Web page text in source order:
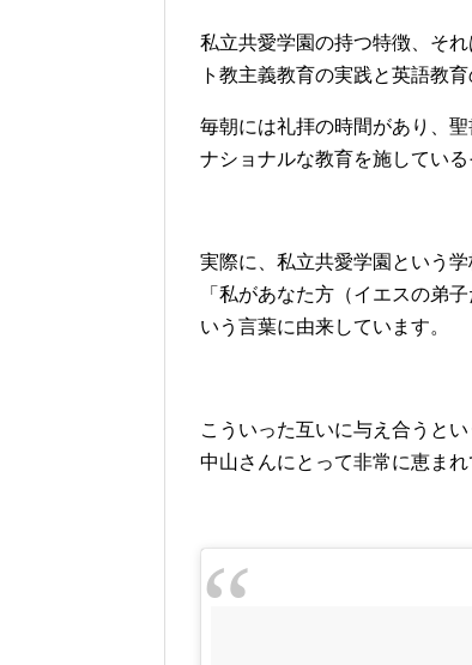
私立共愛学園の持つ特徴、それ
ト教主義教育の実践と英語教
毎朝には礼拝の時間があり、
ナショナルな教育を施している
実際に、私立共愛学園という
「私があなた方（イエスの弟
いう言葉に由来しています。
こういった互いに与え合うと
中山さんにとって非常に恵まれ